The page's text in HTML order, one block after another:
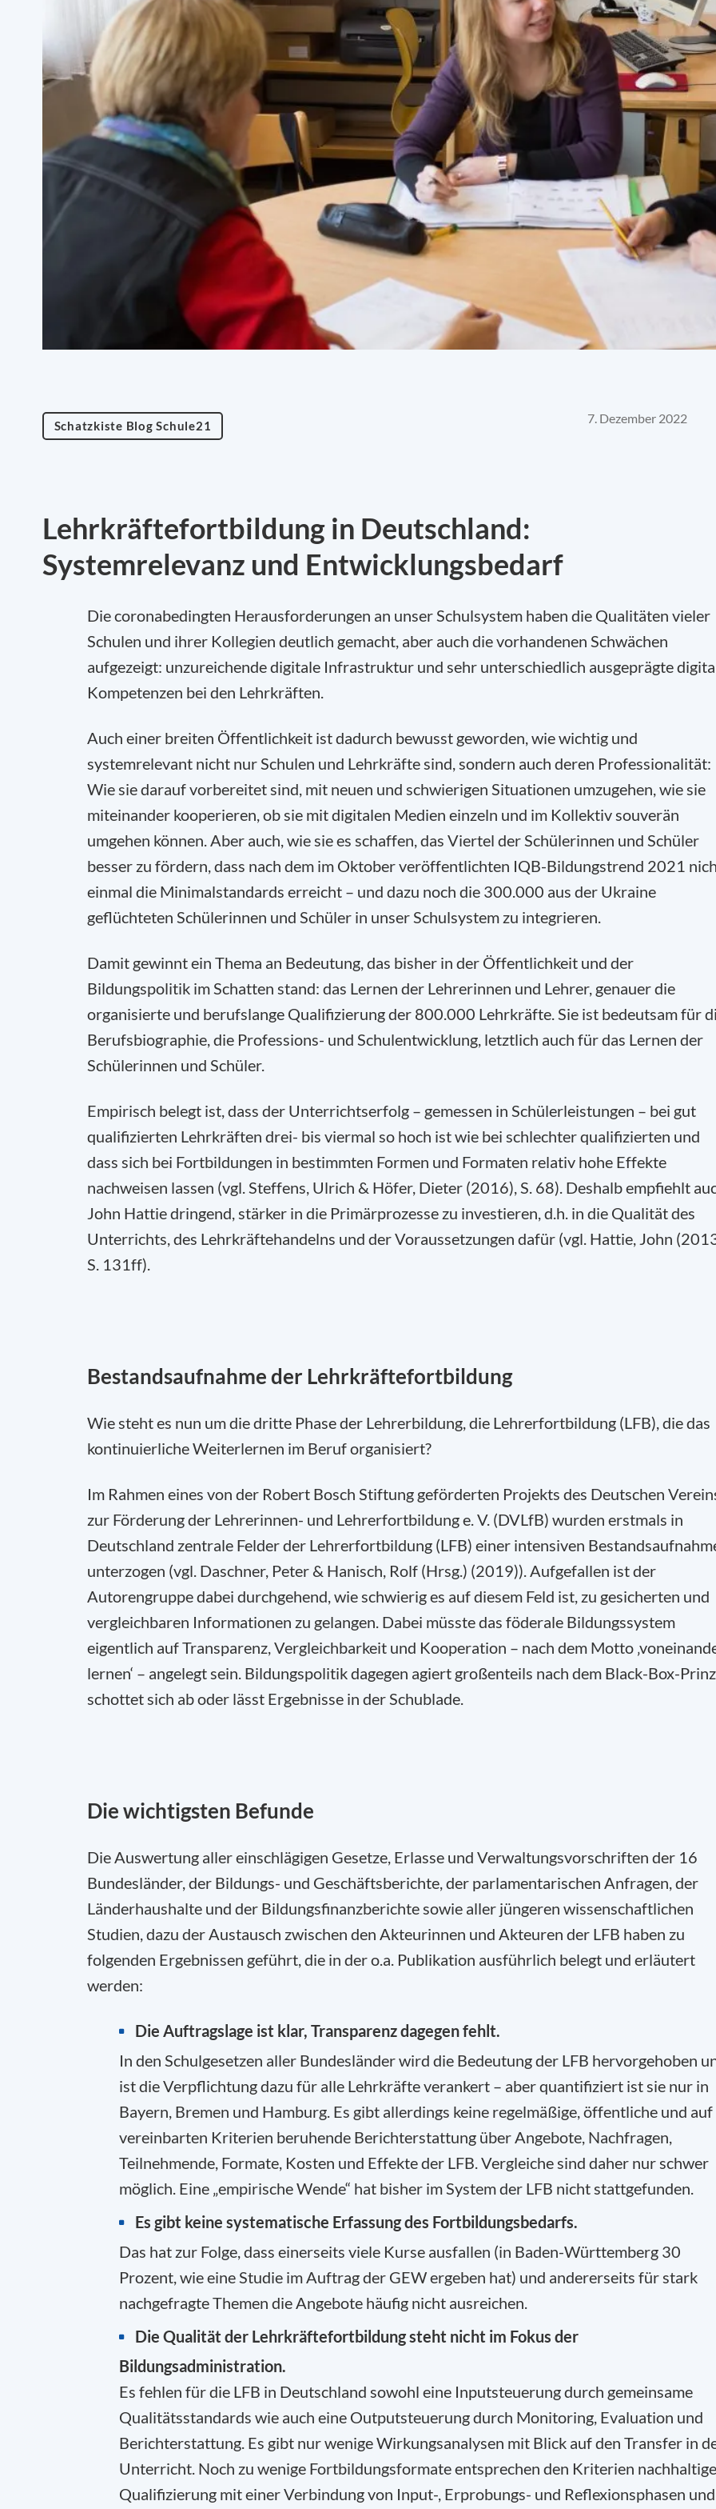
Schatzkiste Blog Schule21 7. Dezember 2022
Lehrkräftefortbildung in Deutschland:
Systemrelevanz und Entwicklungsbedarf
Die coronabedingten Herausforderungen an unser Schulsystem haben die Qualitäten vieler
Schulen und ihrer Kollegien deutlich gemacht, aber auch die vorhandenen Schwächen
aufgezeigt: unzureichende digitale Infrastruktur und sehr unterschiedlich ausgeprägte
Kompetenzen bei den Lehrkräften.
Auch einer breiten Öffentlichkeit ist dadurch bewusst geworden, wie wichtig und
systemrelevant nicht nur Schulen und Lehrkräfte sind, sondern auch deren Professionalität:
Wie sie darauf vorbereitet sind, mit neuen und schwierigen Situationen umzugehen, wie sie
miteinander kooperieren, ob sie mit digitalen Medien einzeln und im Kollektiv souverän
umgehen können. Aber auch, wie sie es schaffen, das Viertel der Schülerinnen und Schüler
besser zu fördern, dass nach dem im Oktober veröffentlichten IQB-Bildungstrend 2021
einmal die Minimalstandards erreicht – und dazu noch die 300.000 aus der Ukraine
geflüchteten Schülerinnen und Schüler in unser Schulsystem zu integrieren.
Damit gewinnt ein Thema an Bedeutung, das bisher in der Öffentlichkeit und der
Bildungspolitik im Schatten stand: das Lernen der Lehrerinnen und Lehrer, genauer die
organisierte und berufslange Qualifizierung der 800.000 Lehrkräfte. Sie ist bedeutsam für
Berufsbiographie, die Professions- und Schulentwicklung, letztlich auch für das Lernen der
Schülerinnen und Schüler.
Empirisch belegt ist, dass der Unterrichtserfolg – gemessen in Schülerleistungen – bei gut
qualifizierten Lehrkräften drei- bis viermal so hoch ist wie bei schlechter qualifizierten und
dass sich bei Fortbildungen in bestimmten Formen und Formaten relativ hohe Effekte
nachweisen lassen (vgl. Steffens, Ulrich & Höfer, Dieter (2016), S. 68). Deshalb empfiehlt
John Hattie dringend, stärker in die Primärprozesse zu investieren, d.h. in die Qualität des
Unterrichts, des Lehrkräftehandelns und der Voraussetzungen dafür (vgl. Hattie, John
S. 131ff).
Bestandsaufnahme der Lehrkräftefortbildung
Wie steht es nun um die dritte Phase der Lehrerbildung, die Lehrerfortbildung (LFB), die das
kontinuierliche Weiterlernen im Beruf organisiert?
Im Rahmen eines von der Robert Bosch Stiftung geförderten Projekts des Deutschen
zur Förderung der Lehrerinnen- und Lehrerfortbildung e. V. (DVLfB) wurden erstmals in
Deutschland zentrale Felder der Lehrerfortbildung (LFB) einer intensiven
unterzogen (vgl. Daschner, Peter & Hanisch, Rolf (Hrsg.) (2019)). Aufgefallen ist der
Autorengruppe dabei durchgehend, wie schwierig es auf diesem Feld ist, zu gesicherten und
vergleichbaren Informationen zu gelangen. Dabei müsste das föderale Bildungssystem
eigentlich auf Transparenz, Vergleichbarkeit und Kooperation – nach dem Motto
lernen‘ – angelegt sein. Bildungspolitik dagegen agiert großenteils nach dem Black-Box-
schottet sich ab oder lässt Ergebnisse in der Schublade.
Die wichtigsten Befunde
Die Auswertung aller einschlägigen Gesetze, Erlasse und Verwaltungsvorschriften der 16
Bundesländer, der Bildungs- und Geschäftsberichte, der parlamentarischen Anfragen, der
Länderhaushalte und der Bildungsfinanzberichte sowie aller jüngeren wissenschaftlichen
Studien, dazu der Austausch zwischen den Akteurinnen und Akteuren der LFB haben zu
folgenden Ergebnissen geführt, die in der o.a. Publikation ausführlich belegt und erläutert
werden:
Die Auftragslage ist klar, Transparenz dagegen fehlt.
In den Schulgesetzen aller Bundesländer wird die Bedeutung der LFB hervorgehoben
ist die Verpflichtung dazu für alle Lehrkräfte verankert – aber quantifiziert ist sie nur in
Bayern, Bremen und Hamburg. Es gibt allerdings keine regelmäßige, öffentliche und auf
vereinbarten Kriterien beruhende Berichterstattung über Angebote, Nachfragen,
Teilnehmende, Formate, Kosten und Effekte der LFB. Vergleiche sind daher nur schwer
möglich. Eine „empirische Wende“ hat bisher im System der LFB nicht stattgefunden.
Es gibt keine systematische Erfassung des Fortbildungsbedarfs.
Das hat zur Folge, dass einerseits viele Kurse ausfallen (in Baden-Württemberg 30
Prozent, wie eine Studie im Auftrag der GEW ergeben hat) und andererseits für stark
nachgefragte Themen die Angebote häufig nicht ausreichen.
Die Qualität der Lehrkräftefortbildung steht nicht im Fokus der
Bildungsadministration.
Es fehlen für die LFB in Deutschland sowohl eine Inputsteuerung durch gemeinsame
Qualitätsstandards wie auch eine Outputsteuerung durch Monitoring, Evaluation und
Berichterstattung. Es gibt nur wenige Wirkungsanalysen mit Blick auf den Transfer in
Unterricht. Noch zu wenige Fortbildungsformate entsprechen den Kriterien
Qualifizierung mit einer Verbindung von Input-, Erprobungs- und Reflexionsphasen und